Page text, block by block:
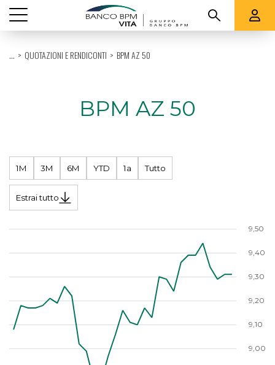
SUPPORTO
... QUOTAZIONI E RENDICONTI BPM AZ 50
BPM AZ 50
1M 3M 6M YTD 1a Tutto
Estrai tutto